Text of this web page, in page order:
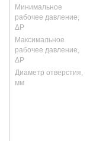
Минимальное
рабочее давление,
ΔP
Максимальное
рабочее давление,
ΔP
Диаметр отверстия,
мм